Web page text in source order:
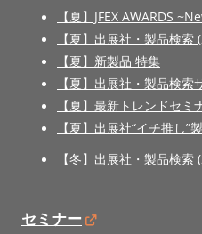
【夏】JFEX AWARDS
【夏】出展社・製品検索
【夏】新製品 特集
【夏】出展社・製品検
【夏】最新トレンドセ
【夏】出展社“イチ推し”
【冬】出展社・製品検索
セミナー